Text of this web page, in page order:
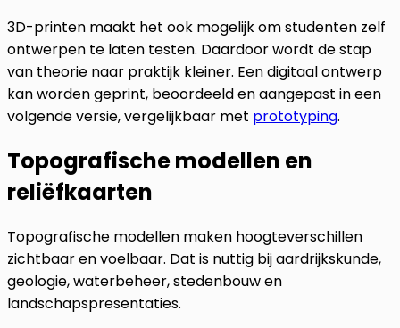
3D-printen maakt het ook mogelijk om studenten zelf
ontwerpen te laten testen. Daardoor wordt de stap
van theorie naar praktijk kleiner. Een digitaal ontwerp
kan worden geprint, beoordeeld en aangepast in een
volgende versie, vergelijkbaar met prototyping.
Topografische modellen en
reliëfkaarten
Topografische modellen maken hoogteverschillen
zichtbaar en voelbaar. Dat is nuttig bij aardrijkskunde,
geologie, waterbeheer, stedenbouw en
landschapspresentaties.